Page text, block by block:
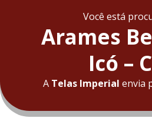
Você está
Arames
Icó –
A Telas Imperial envia